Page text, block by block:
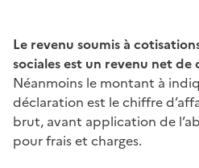
Le revenu soumis à
sociales est un revenu net de
Néanmoins le montant à
déclaration est le chiffre
brut, avant application de
pour frais et charges.